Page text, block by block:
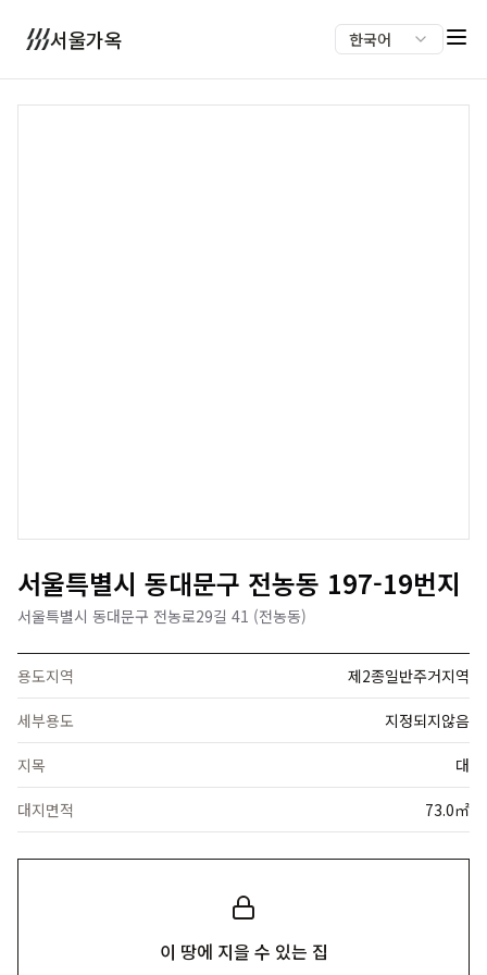
서울가옥 한국어
서울특별시 동대문구 전농동 197-19번지
서울특별시 동대문구 전농로29길 41 (전농동)
용도지역 제2종일반주거지역
세부용도 지정되지않음
지목 대
대지면적 73.0㎡
이 땅에 지을 수 있는 집